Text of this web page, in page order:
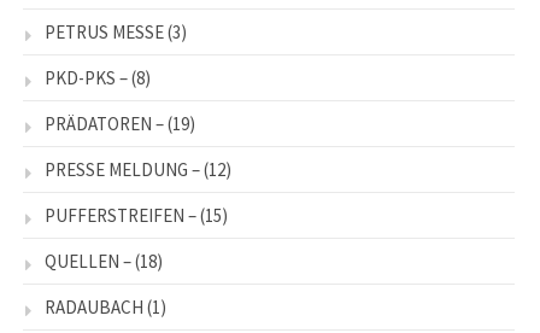
PETRUS MESSE(3)
PKD-PKS –(8)
PRÄDATOREN –(19)
PRESSE MELDUNG –(12)
PUFFERSTREIFEN –(15)
QUELLEN –(18)
RADAUBACH (1)